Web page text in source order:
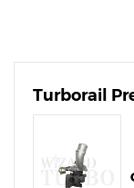
Turborail